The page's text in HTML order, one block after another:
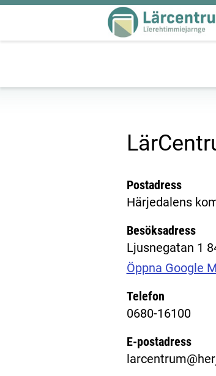
Postadress
Härjedalens
Besöksadress
Ljusnegatan 1
Öppna Google
Telefon
0680-16100
E-postadress